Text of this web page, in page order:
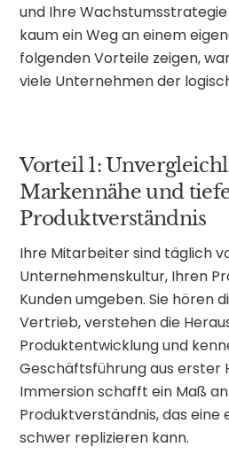
und Ihre
kaum ein Weg an einem
folgenden Vorteile zeigen,
viele Unternehmen der
Vorteil 1:
Markennähe und
Produktverständnis
Ihre Mitarbeiter sind täglich
Unternehmenskultur, Ihren
Kunden umgeben. Sie hören
Vertrieb, verstehen die
Produktentwicklung und
Geschäftsführung aus erster
Immersion schafft ein Maß
Produktverständnis, das
schwer replizieren kann.